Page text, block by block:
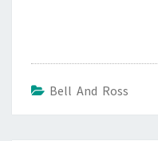
Bell And Ross